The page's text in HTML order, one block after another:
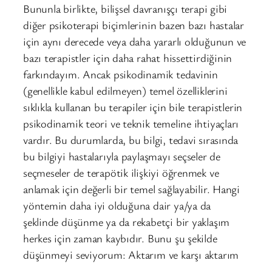
Bununla birlikte, bilişsel davranışçı terapi gibi
diğer psikoterapi biçimlerinin bazen bazı hastalar
için aynı derecede veya daha yararlı olduğunun ve
bazı terapistler için daha rahat hissettirdiğinin
farkındayım. Ancak psikodinamik tedavinin
(genellikle kabul edilmeyen) temel özelliklerini
sıklıkla kullanan bu terapiler için bile terapistlerin
psikodinamik teori ve teknik temeline ihtiyaçları
vardır. Bu durumlarda, bu bilgi, tedavi sırasında
bu bilgiyi hastalarıyla paylaşmayı seçseler de
seçmeseler de terapötik ilişkiyi öğrenmek ve
anlamak için değerli bir temel sağlayabilir. Hangi
yöntemin daha iyi olduğuna dair ya/ya da
şeklinde düşünme ya da rekabetçi bir yaklaşım
herkes için zaman kaybıdır. Bunu şu şekilde
düşünmeyi seviyorum: Aktarım ve karşı aktarım